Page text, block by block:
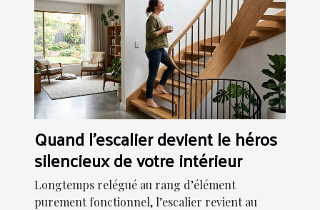
Quand l'escalier devient le héros
silencieux de votre intérieur
Longtemps relégué au rang d’élément
purement fonctionnel, l’escalier revient au